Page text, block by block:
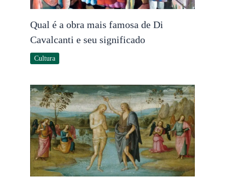
Qual é a obra mais famosa de Di
Cavalcanti e seu significado
Cultura